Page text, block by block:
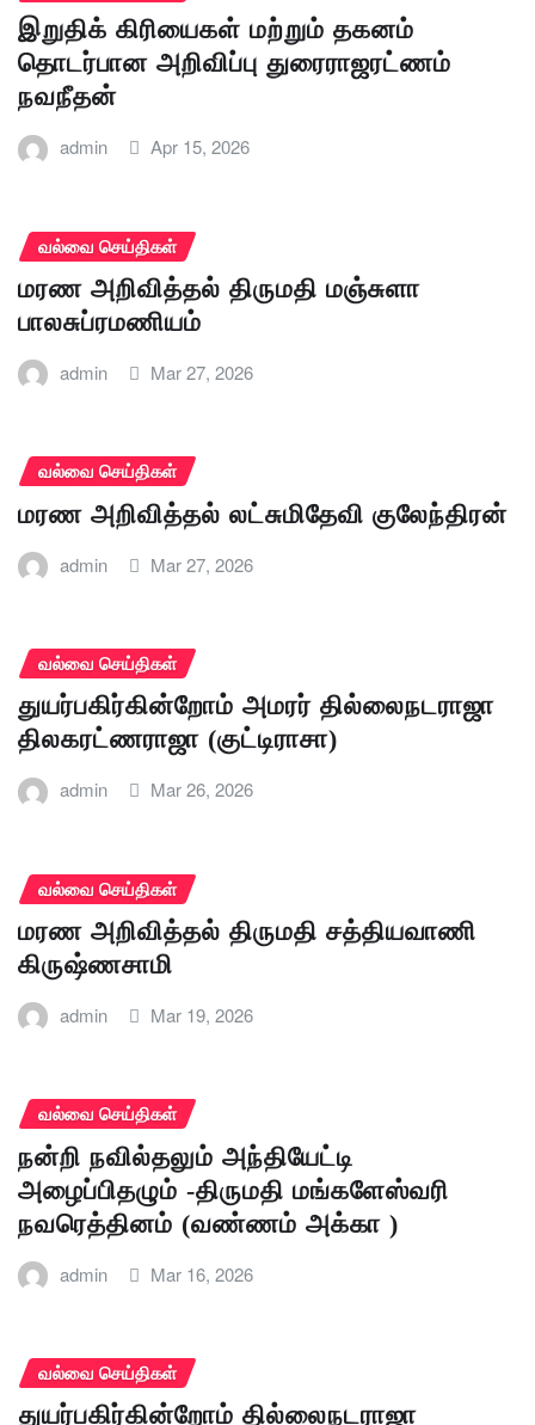
இறுதிக் கிரியைகள் மற்றும் தகனம்
தொடர்பான அறிவிப்பு துரைராஜரட்ணம்
நவநீதன்
admin Apr 15, 2026
வல்வை செய்திகள்
மரண அறிவித்தல் திருமதி மஞ்சுளா
பாலசுப்ரமணியம்
admin Mar 27, 2026
வல்வை செய்திகள்
மரண அறிவித்தல் லட்சுமிதேவி குலேந்திரன்
admin Mar 27, 2026
வல்வை செய்திகள்
துயர்பகிர்கின்றோம் அமரர் தில்லைநடராஜா
திலகரட்ணராஜா (குட்டிராசா)
admin Mar 26, 2026
வல்வை செய்திகள்
மரண அறிவித்தல் திருமதி சத்தியவாணி
கிருஷ்ணசாமி
admin Mar 19, 2026
வல்வை செய்திகள்
நன்றி நவில்தலும் அந்தியேட்டி
அழைப்பிதழும் -திருமதி மங்களேஸ்வரி
நவரெத்தினம் (வண்ணம் அக்கா )
admin Mar 16, 2026
வல்வை செய்திகள்
துயர்பகிர்கின்றோம் தில்லைநடராஜா